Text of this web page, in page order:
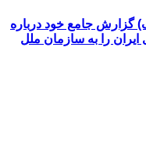
گزارش جامع خود درباره
را به سازمان ملل